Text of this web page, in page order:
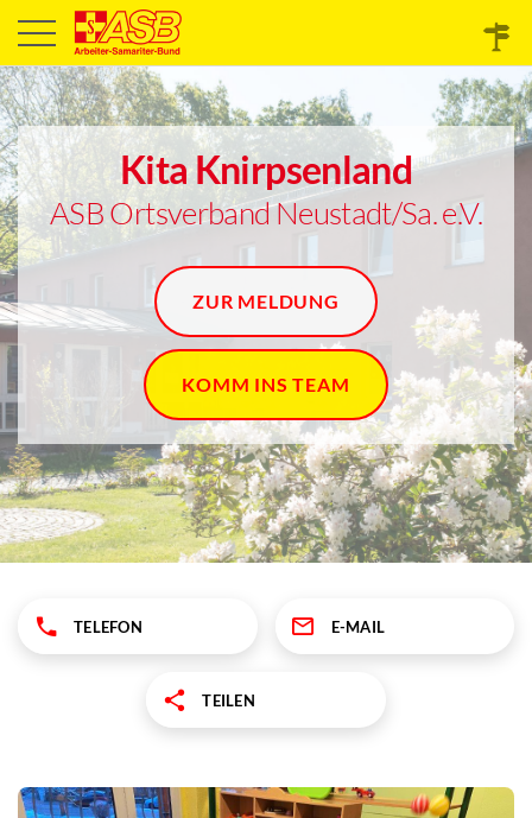
Kita Knirpsenland
ASB Ortsverband Neustadt/Sa. e.V.
ZUR MELDUNG
KOMM INS TEAM
TELEFON E-MAIL
TEILEN